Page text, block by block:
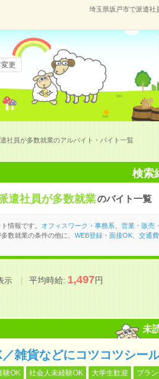
埼玉県坂戸市で派遣社
更
社員が多数就業のアルバイト・バイト一覧
検索
遣社員が多数就業のバイト一覧
情報です。 オフィスワーク・事務系 営業・販売
数就業の条件の他に、 WEB登録・面接OK、 交通
示 平均時給:1,497円
未
雑貨などにコツコツシー
験OK 社会人未経験OK 大学生歓迎 ブラ